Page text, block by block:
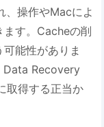
、操作やMacによ
ます。Cacheの削
能性がありま
Data Recovery
取得する正当か